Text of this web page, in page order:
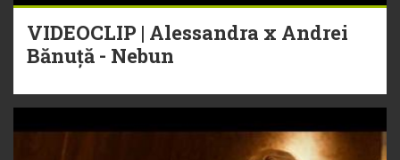
VIDEOCLIP | Alessandra x Andrei
Bănuță - Nebun